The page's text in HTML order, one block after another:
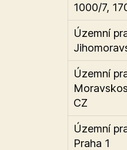
1000/7,
Územní
Územní
CZ
Územní
Praha 1